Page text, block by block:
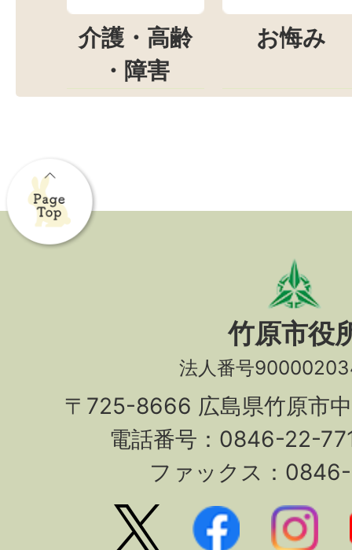
介護・高齢
・障害
お悔み
竹原市役
法人番号
〒725-8666 広島県竹原市
電話番号：0846-22-
ファックス：